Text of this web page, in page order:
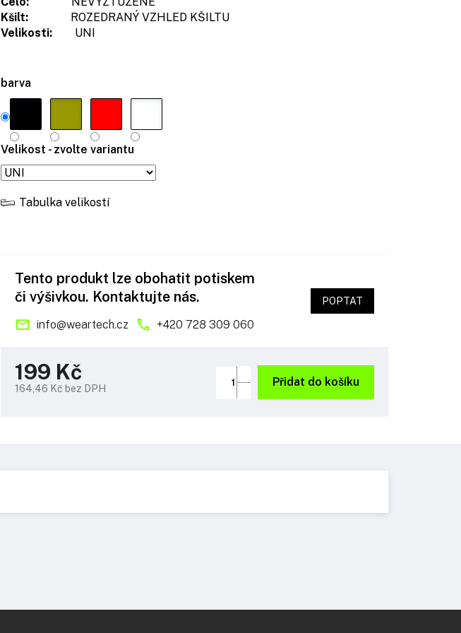
barva
Velikost - zvolte variantu
Tabulka velikostí
Kšilt:
ROZEDRANÝ VZHLED KŠILTU
Velikosti:
UNI
199 Kč
164,46 Kč bez DPH
Přidat do košíku
Tento produkt lze obohatit potiskem
či výšivkou. Kontaktujte nás.
info@weartech.cz +420 728 309 060
POPTAT